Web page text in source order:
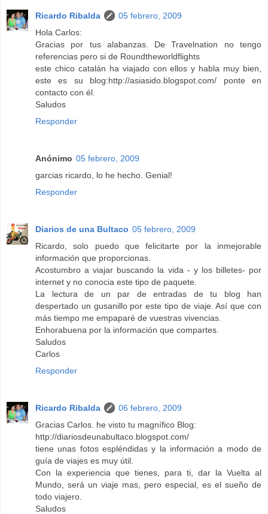
Ricardo Ribalda
05 febrero, 2009
Hola Carlos:
Gracias por tus alabanzas. De Travelnation no tengo
referencias pero si de Roundtheworldflights
este chico catalán ha viajado con ellos y habla muy bien,
este es su blog:http://asiasido.blogspot.com/ ponte en
contacto con él.
Saludos
Responder
Anónimo 05 febrero, 2009
garcias ricardo, lo he hecho. Genial!
Responder
Diarios de una Bultaco 05 febrero, 2009
Ricardo, solo puedo que felicitarte por la inmejorable
información que proporcionas.
Acostumbro a viajar buscando la vida - y los billetes- por
internet y no conocia este tipo de paquete.
La lectura de un par de entradas de tu blog han
despertado un gusanillo por este tipo de viaje. Así que con
más tiempo me empaparé de vuestras vivencias.
Enhorabuena por la información que compartes.
Saludos
Carlos
Responder
Ricardo Ribalda
06 febrero, 2009
Gracias Carlos. he visto tu magnífico Blog:
http://diariosdeunabultaco.blogspot.com/
tiene unas fotos espléndidas y la información a modo de
guía de viajes es muy útil.
Con la experiencia que tienes, para ti, dar la Vuelta al
Mundo, será un viaje mas, pero especial, es el sueño de
todo viajero.
Saludos